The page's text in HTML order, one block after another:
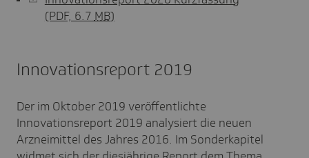
(PDF, 6.7MB)
Innovationsreport 2019
Der im Oktober 2019 veröffentlichte
Innovationsreport 2019 analysiert die neuen
Arzneimittel des Jahres 2016. Im Sonderkapitel